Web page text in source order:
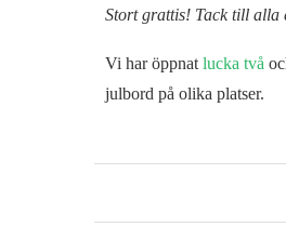
Stort grattis! Tack till alla
Vi har öppnat lucka två
julbord på olika platser.